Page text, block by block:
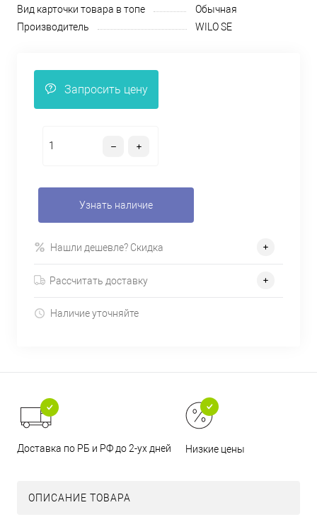
Вид карточки товара в топе
Обычная
Производитель
WILO SE
Запросить цену
Узнать наличие
Нашли дешевле? Скидка
Рассчитать доставку
Наличие уточняйте
Доставка по РБ и РФ до 2-ух дней Низкие цены
ОПИСАНИЕ ТОВАРА